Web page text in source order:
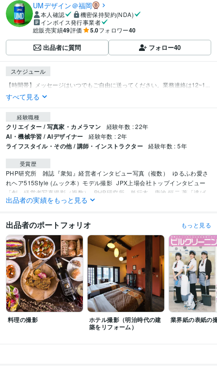
UMデザイン＠福岡
本人確認
機密保持契約(NDA)
インボイス発行事業者
総販売実績49評価 5.0フォロワー40
出品者に質問 フォロー40
スケジュール
【時間帯】メッセージはいつでもご自由に送ってください。業務連絡は12~1...
すべて見る
経験職種
クリエイター / 写真家・カメラマン 経験年数 : 22年
AI・機械学習 / AIデザイナー 経験年数 : 2年
ライフスタイル・その他 / 講師・インストラクター 経験年数 : 5年
受賞歴
PHP研究所　雑誌『衆知』経営者インタビュー写真（複数）
ゆるふわ愛さ
れヘア515Style (ムック本）モデル撮影 JPX上場会社トップインタビュー
「創」経営者写真撮影（複数）
PHP研究所　単行本　唐池 恒二 著「逃げ
ない。」筆者撮影 業界専門誌 月刊『ビルクリーニング』2021年2月号表紙
ビジネス・クリエイティブツール
WordPress:5年Stable Diffusion:5年ChatGPT:2年
Midjourney:0年
DALL-E:0年Adobe Photoshop:15年Lightroom:15年
DaVinci Resolve:5年
Canva:2年
その他ツール
ComfyUI:2年
得意分野
動画編集・映像制作 出張撮影代行（専用照明で撮る広告写真）
医院 飲食 広告写真 スタッフ写真
インスタグラム
スタジオ 出張
Instagram YouTube 動画制作 ホームページ インスタ
ユーチューブ
出品者の実績をもっと見る
出品者のポートフォリオ もっと見る
料理の撮影
ホテル撮影（明治時代の建
築をリフォーム）
業界紙の表紙の